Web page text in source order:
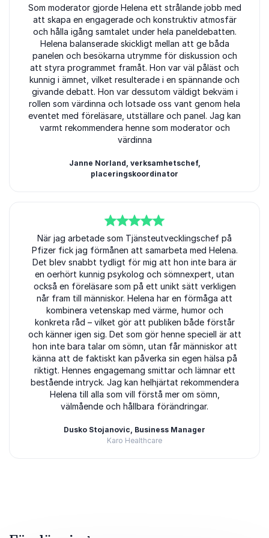
5av5
Som moderator gjorde Helena ett strålande jobb med
att skapa en engagerade och konstruktiv atmosfär
och hålla igång samtalet under hela paneldebatten.
Helena balanserade skickligt mellan att ge båda
panelen och besökarna utrymme för diskussion och
att styra programmet framåt. Hon var väl påläst och
kunnig i ämnet, vilket resulterade i en spännande och
givande debatt. Hon var dessutom väldigt bekväm i
rollen som värdinna och lotsade oss vant genom hela
eventet med föreläsare, utställare och panel. Jag kan
varmt rekommendera henne som moderator och
värdinna
Janne Norland, verksamhetschef,
placeringskoordinator
av5
När jag arbetade som Tjänsteutvecklingschef på
Pfizer fick jag förmånen att samarbeta med Helena.
Det blev snabbt tydligt för mig att hon inte bara är
en oerhört kunnig psykolog och sömnexpert, utan
också en föreläsare som på ett unikt sätt verkligen
når fram till människor. Helena har en förmåga att
kombinera vetenskap med värme, humor och
konkreta råd – vilket gör att publiken både förstår
och känner igen sig. Det som gör henne speciell är att
hon inte bara talar om sömn, utan får människor att
känna att de faktiskt kan påverka sin egen hälsa på
riktigt. Hennes engagemang smittar och lämnar ett
bestående intryck. Jag kan helhjärtat rekommendera
Helena till alla som vill förstå mer om sömn,
välmående och hållbara förändringar.
Dusko Stojanovic, Business Manager
Karo Healthcare